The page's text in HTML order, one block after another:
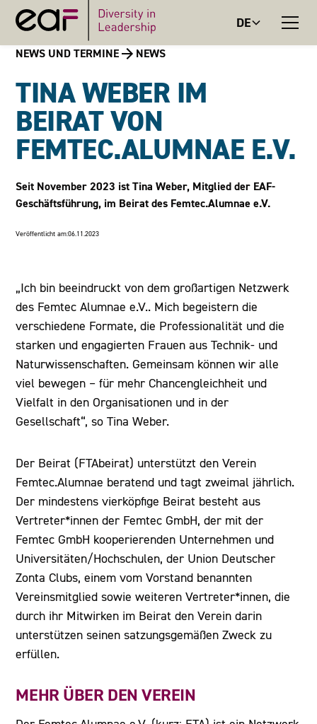
DE
NEWS UND TERMINE NEWS
TINA WEBER IM
BEIRAT VON
FEMTEC.ALUMNAE E.V.
Seit November 2023 ist Tina Weber, Mitglied der EAF-
Geschäftsführung, im Beirat des Femtec.Alumnae e.V.
Veröffentlicht am:06.11.2023
„Ich bin beeindruckt von dem großartigen Netzwerk
des Femtec Alumnae e.V.. Mich begeistern die
verschiedene Formate, die Professionalität und die
starken und engagierten Frauen aus Technik- und
Naturwissenschaften. Gemeinsam können wir alle
viel bewegen – für mehr Chancengleichheit und
Vielfalt in den Organisationen und in der
Gesellschaft“, so Tina Weber.
Der Beirat (FTAbeirat) unterstützt den Verein
Femtec.Alumnae beratend und tagt zweimal jährlich.
Der mindestens vierköpfige Beirat besteht aus
Vertreter*innen der Femtec GmbH, der mit der
Femtec GmbH kooperierenden Unternehmen und
Universitäten/Hochschulen, der Union Deutscher
Zonta Clubs, einem vom Vorstand benannten
Vereinsmitglied sowie weiteren Vertreter*innen, die
durch ihr Mitwirken im Beirat den Verein darin
unterstützen seinen satzungsgemäßen Zweck zu
erfüllen.
MEHR ÜBER DEN VEREIN